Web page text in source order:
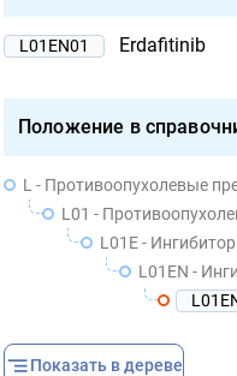
L01EN01 Erdafitinib
Положение в
L - Противоопухолевые
L01 -
L01E -
L01EN -
Показать в дереве